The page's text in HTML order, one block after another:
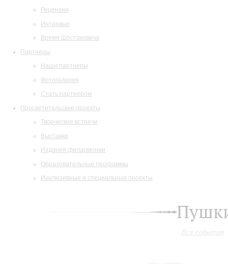
Рецензии
Интервью
Время Шостаковича
Партнеры
Наши партнеры
Фотогалерея
Стать партнером
Просветительские проекты
Творческие встречи
Выставки
Издания филармонии
Образовательные программы
Инклюзивные и специальные проекты
Все события